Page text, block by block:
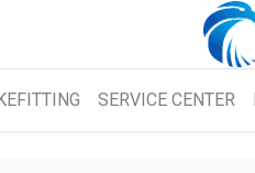
SERVICE CENTER